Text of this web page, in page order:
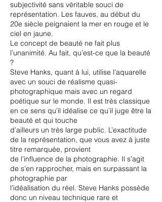
subjectivité sans véritable souci de
représentation. Les fauves, au début du
20e siècle peignaient la mer en rouge et le
ciel en jaune.
Le concept de beauté ne fait plus
l’unanimité. Au fait, qu’est-ce que la beauté
?
Steve Hanks, quant à lui, utilise l’aquarelle
avec un souci de réalisme quasi-
photographique mais avec un regard
poétique sur le monde. Il est très classique
en ce sens qu’il idéalise ce qu’il juge être la
beauté et qui touche
d’ailleurs un très large public. L’exactitude
de la représentation, que vous avez à juste
titre remarquée, provient
de l’influence de la photographie. Il s’agit
de s’en rapprocher, mais en surpassant la
photographie par
l’idéalisation du réel. Steve Hanks possède
donc un niveau technique rare et